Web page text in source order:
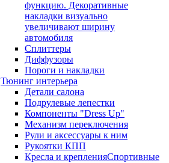
функцию. Декоративные
накладки визуально
увеличивают ширину
автомобиля
Сплиттеры
Диффузоры
Пороги и накладки
Тюнинг интерьера
Детали салона
Подрулевые лепестки
Компоненты "Dress Up"
Механизм переключения
Рули и аксессуары к ним
Рукоятки КПП
Кресла и крепленияСпортивные